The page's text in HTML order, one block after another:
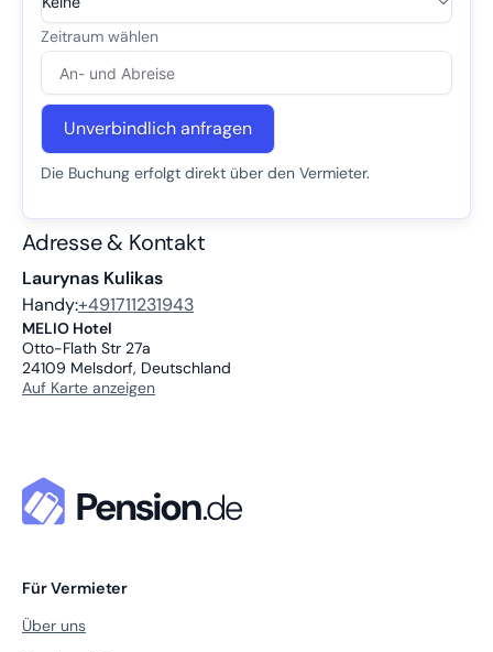
Unverbindlich anfragen
Die Buchung erfolgt direkt über den Vermieter.
Adresse & Kontakt
Laurynas Kulikas
Handy:+491711231943
MELIO Hotel
Otto-Flath Str 27a
24109 Melsdorf, Deutschland
Auf Karte anzeigen
Für Vermieter
Über uns